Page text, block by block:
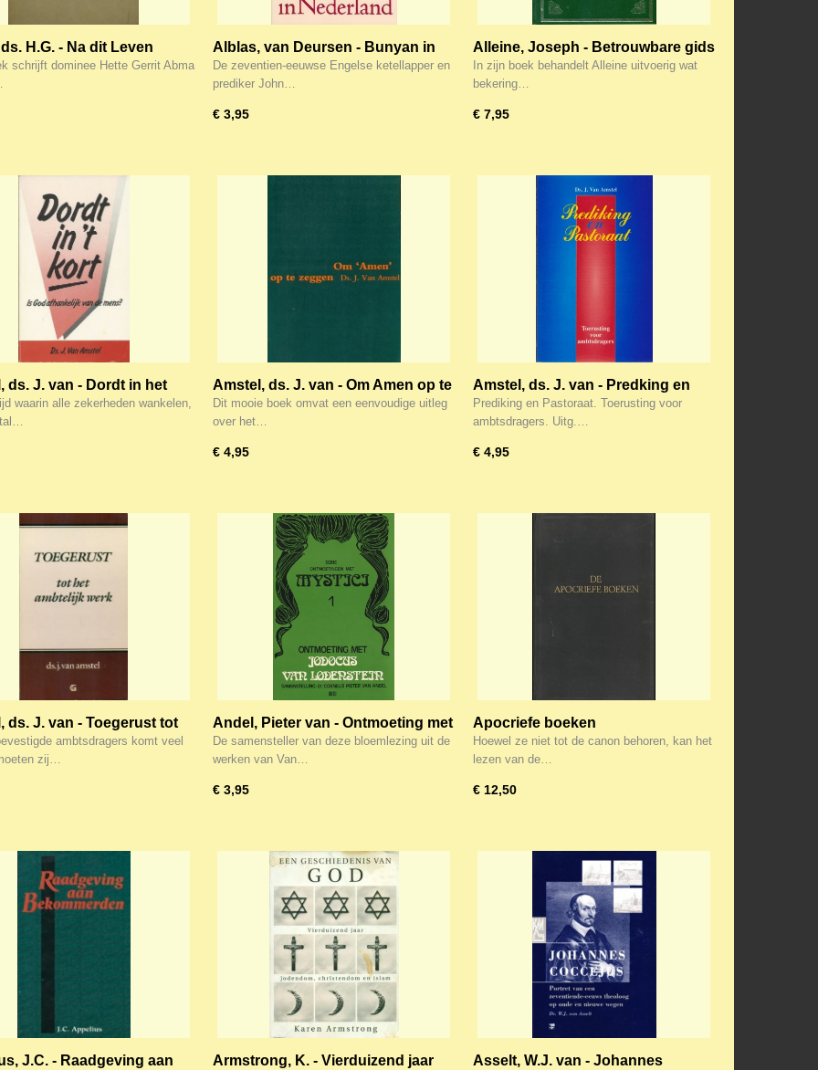
H.G. - Na dit Leven
schrijft dominee Hette Gerrit Abma
Alblas, van Deursen - Bunyan in
Nederland
De zeventien-eeuwse Engelse ketellapper en
prediker John…
€ 3,95
Alleine, Joseph - Betrouwbare gids
naar de hemel
In zijn boek behandelt Alleine uitvoerig wat
bekering…
€ 7,95
ds. J. van - Dordt in het
waarin alle zekerheden wankelen,
tal…
Amstel, ds. J. van - Om Amen op te
zeggen
Dit mooie boek omvat een eenvoudige uitleg
over het…
€ 4,95
Amstel, ds. J. van - Predking en
Pastoraat
Prediking en Pastoraat. Toerusting voor
ambtsdragers. Uitg.…
€ 4,95
ds. J. van - Toegerust tot
werk
ambtsdragers komt veel
zij…
Andel, Pieter van - Ontmoeting met
Jodocus van Lodenstein
De samensteller van deze bloemlezing uit de
werken van Van…
€ 3,95
Apocriefe boeken
Hoewel ze niet tot de canon behoren, kan het
lezen van de…
€ 12,50
J.C. - Raadgeving aan
Armstrong, K. - Vierduizend jaar
Asselt, W.J. van - Johannes